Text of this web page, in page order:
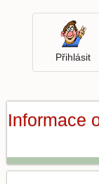
Přihlásit
Informace